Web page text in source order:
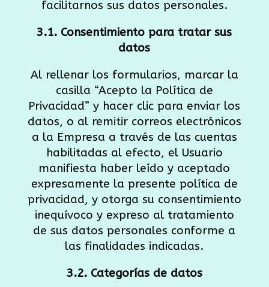
facilitarnos sus datos personales.
3.1. Consentimiento para tratar sus
datos
Al rellenar los formularios, marcar la
casilla “Acepto la Política de
Privacidad” y hacer clic para enviar los
datos, o al remitir correos electrónicos
a la Empresa a través de las cuentas
habilitadas al efecto, el Usuario
manifiesta haber leído y aceptado
expresamente la presente política de
privacidad, y otorga su consentimiento
inequívoco y expreso al tratamiento
de sus datos personales conforme a
las finalidades indicadas.
3.2. Categorías de datos